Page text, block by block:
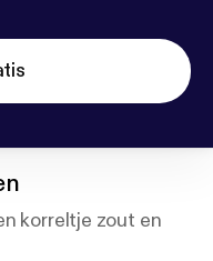
korreltje zout en